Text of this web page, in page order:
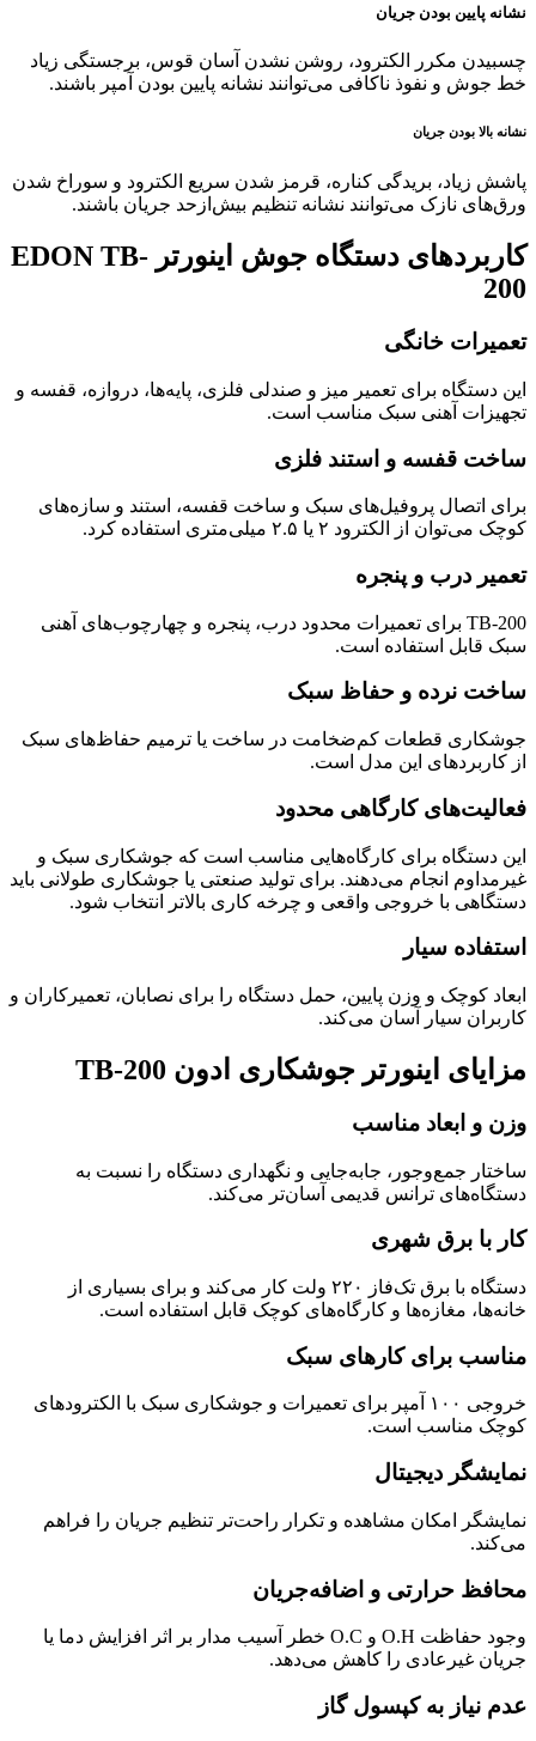
نشانه پایین بودن جریان
چسبیدن مکرر الکترود، روشن نشدن آسان قوس، برجستگی زیاد
خط جوش و نفوذ ناکافی می‌توانند نشانه پایین بودن آمپر باشند.
نشانه بالا بودن جریان
پاشش زیاد، بریدگی کناره، قرمز شدن سریع الکترود و سوراخ شدن
ورق‌های نازک می‌توانند نشانه تنظیم بیش‌ازحد جریان باشند.
کاربردهای دستگاه جوش اینورتر EDON TB-
200
تعمیرات خانگی
این دستگاه برای تعمیر میز و صندلی فلزی، پایه‌ها، دروازه، قفسه و
تجهیزات آهنی سبک مناسب است.
ساخت قفسه و استند فلزی
برای اتصال پروفیل‌های سبک و ساخت قفسه، استند و سازه‌های
کوچک می‌توان از الکترود ۲ یا ۲.۵ میلی‌متری استفاده کرد.
تعمیر درب و پنجره
TB-200 برای تعمیرات محدود درب، پنجره و چهارچوب‌های آهنی
سبک قابل استفاده است.
ساخت نرده و حفاظ سبک
جوشکاری قطعات کم‌ضخامت در ساخت یا ترمیم حفاظ‌های سبک
از کاربردهای این مدل است.
فعالیت‌های کارگاهی محدود
این دستگاه برای کارگاه‌هایی مناسب است که جوشکاری سبک و
غیرمداوم انجام می‌دهند. برای تولید صنعتی یا جوشکاری طولانی باید
دستگاهی با خروجی واقعی و چرخه کاری بالاتر انتخاب شود.
استفاده سیار
ابعاد کوچک و وزن پایین، حمل دستگاه را برای نصابان، تعمیرکاران و
کاربران سیار آسان می‌کند.
مزایای اینورتر جوشکاری ادون TB-200
وزن و ابعاد مناسب
ساختار جمع‌وجور، جابه‌جایی و نگهداری دستگاه را نسبت به
دستگاه‌های ترانس قدیمی آسان‌تر می‌کند.
کار با برق شهری
دستگاه با برق تک‌فاز ۲۲۰ ولت کار می‌کند و برای بسیاری از
خانه‌ها، مغازه‌ها و کارگاه‌های کوچک قابل استفاده است.
مناسب برای کارهای سبک
خروجی ۱۰۰ آمپر برای تعمیرات و جوشکاری سبک با الکترودهای
کوچک مناسب است.
نمایشگر دیجیتال
نمایشگر امکان مشاهده و تکرار راحت‌تر تنظیم جریان را فراهم
می‌کند.
محافظ حرارتی و اضافه‌جریان
وجود حفاظت O.H و O.C خطر آسیب مدار بر اثر افزایش دما یا
جریان غیرعادی را کاهش می‌دهد.
عدم نیاز به کپسول گاز